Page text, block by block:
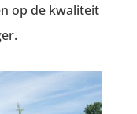
op de kwaliteit